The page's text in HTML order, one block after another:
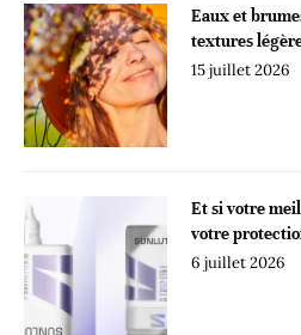
Eaux et
textures
15 juillet 2026
Et si votre
votre
6 juillet 2026